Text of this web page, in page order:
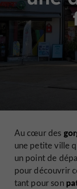
Au cœur des
une petite ville
un point de
pour découvrir
tant pour son